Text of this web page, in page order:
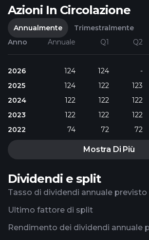
Azioni In Circolazione
Annualmente
Trimestralmente
Anno
Annuale Q1 Q2
2026 124 124 -
2025
124 122 123
2024
122 122 122
2023
122 122 122
2022
74 72 72
Mostra Di Più
Dividendi e split
Tasso di dividendi annuale previsto
Rendimento dei dividendi annuale
Ultimo fattore di split